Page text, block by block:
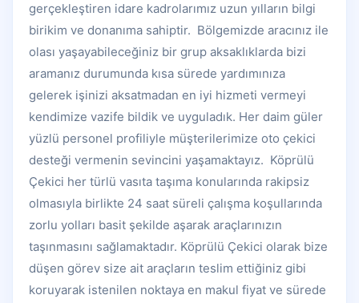
gerçekleştiren idare kadrolarımız uzun yılların bilgi
birikim ve donanıma sahiptir. Bölgemizde aracınız ile
olası yaşayabileceğiniz bir grup aksaklıklarda bizi
aramanız durumunda kısa sürede yardımınıza
gelerek işinizi aksatmadan en iyi hizmeti vermeyi
kendimize vazife bildik ve uyguladık. Her daim güler
yüzlü personel profiliyle müşterilerimize oto çekici
desteği vermenin sevincini yaşamaktayız. Köprülü
Çekici her türlü vasıta taşıma konularında rakipsiz
olmasıyla birlikte 24 saat süreli çalışma koşullarında
zorlu yolları basit şekilde aşarak araçlarınızın
taşınmasını sağlamaktadır. Köprülü Çekici olarak bize
düşen görev size ait araçların teslim ettiğiniz gibi
koruyarak istenilen noktaya en makul fiyat ve sürede